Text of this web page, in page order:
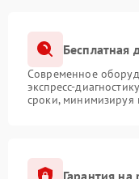
Бесплатная
Современное
экспресс-
сроки, минимизируя
Гарантия на